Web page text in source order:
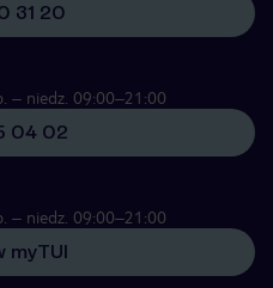
31 20
– niedz. 09:00–21:00
04 02
– niedz. 09:00–21:00
myTUI